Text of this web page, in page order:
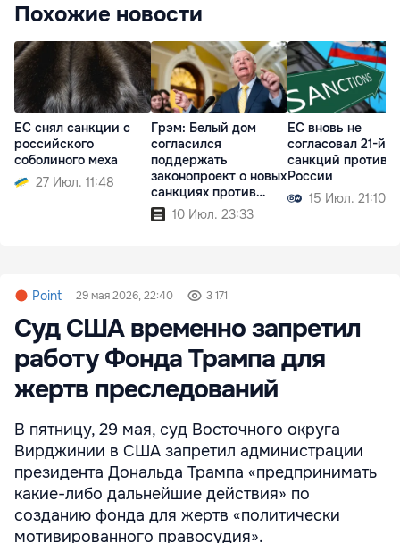
Похожие новости
ЕС снял санкции с
российского
соболиного меха
27 Июл. 11:48
Грэм: Белый дом
согласился
поддержать
законопроект о новых
санкциях против
России10 Июл. 23:33
ЕС вновь не
согласовал 21-й
санкций против
России
15 Июл. 21:10
Point 29 мая 2026, 22:40 3 171
Суд США временно запретил
работу Фонда Трампа для
жертв преследований
В пятницу, 29 мая, суд Восточного округа
Вирджинии в США запретил администрации
президента Дональда Трампа «предпринимать
какие-либо дальнейшие действия» по
созданию фонда для жертв «политически
мотивированного правосудия».